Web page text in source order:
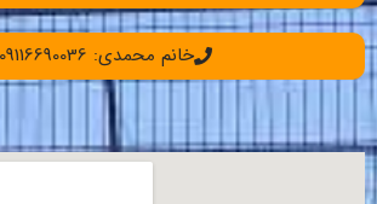
خانم محمدی: 09116690036